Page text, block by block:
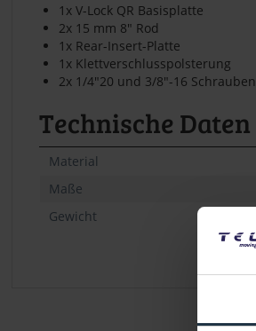
1x V-Lock QR Basisplatte
2x 15 mm 8" Rod
1x Rear-Insert-Platte
1x Klettverschlusspolsterung
2x 1/4"20 und 3/8"-16 Schrauben
Technische Daten
Material
Maße
Gewicht